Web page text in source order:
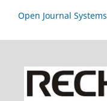
Open Journal Systems